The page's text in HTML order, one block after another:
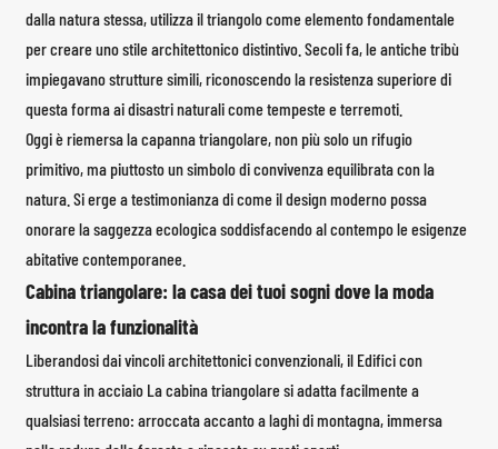
dalla natura stessa, utilizza il triangolo come elemento fondamentale
per creare uno stile architettonico distintivo. Secoli fa, le antiche tribù
impiegavano strutture simili, riconoscendo la resistenza superiore di
questa forma ai disastri naturali come tempeste e terremoti.
Oggi è riemersa la capanna triangolare, non più solo un rifugio
primitivo, ma piuttosto un simbolo di convivenza equilibrata con la
natura. Si erge a testimonianza di come il design moderno possa
onorare la saggezza ecologica soddisfacendo al contempo le esigenze
abitative contemporanee.
Cabina triangolare: la casa dei tuoi sogni dove la moda
incontra la funzionalità
Liberandosi dai vincoli architettonici convenzionali, il Edifici con
struttura in acciaio La cabina triangolare si adatta facilmente a
qualsiasi terreno: arroccata accanto a laghi di montagna, immersa